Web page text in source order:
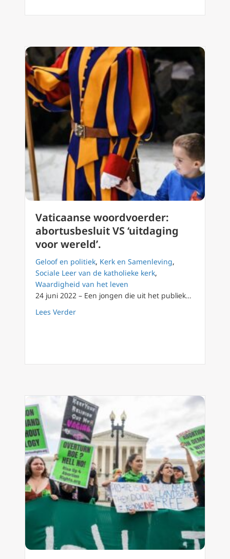
Vaticaanse woordvoerder:
abortusbesluit VS ‘uitdaging
voor wereld’.
Geloof en politiek, Kerk en Samenleving,
Sociale Leer van de katholieke kerk,
Waardigheid van het leven
24 juni 2022 – Een jongen die uit het publiek…
Lees Verderabout Vaticaanse woordvoerder: